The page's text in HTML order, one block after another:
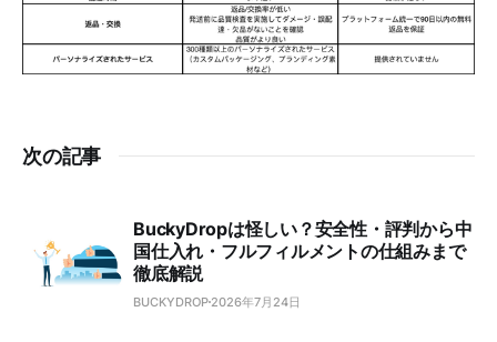
次の記事
BuckyDropは怪しい？安全性・評判から中
国仕入れ・フルフィルメントの仕組みまで
徹底解説
BUCKYDROP 2026年7月24日